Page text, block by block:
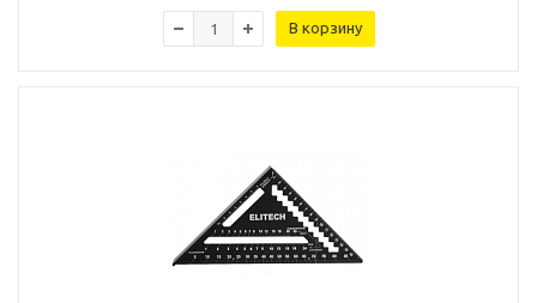
В корзину